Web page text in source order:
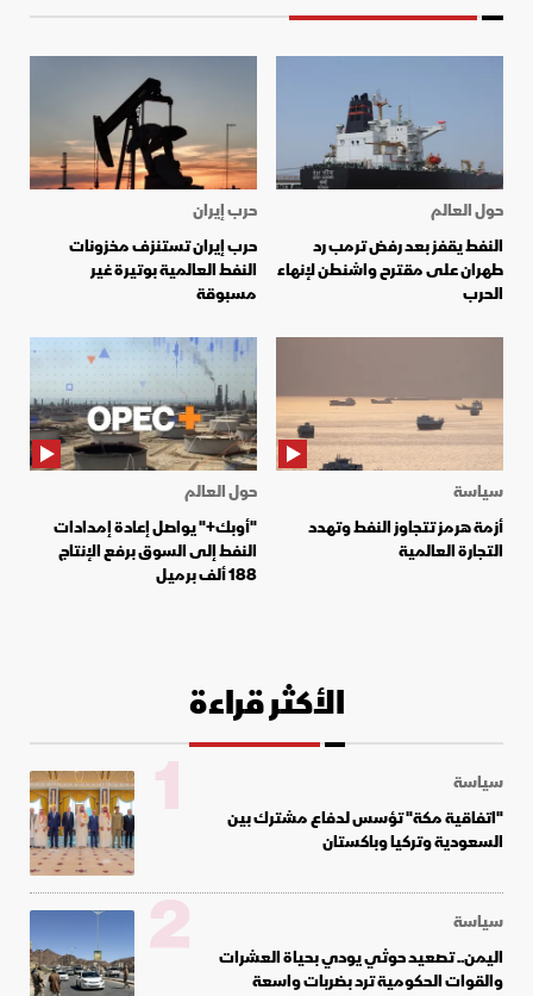
حول العالم
النفط يقفز بعد رفض ترمب رد
طهران على مقترح واشنطن لإنهاء
الحرب
حرب إيران
حرب إيران تستنزف مخزونات
النفط العالمية بوتيرة غير
مسبوقة
سياسة
أزمة هرمز تتجاوز النفط وتهدد
التجارة العالمية
حول العالم
"أوبك+" يواصل إعادة إمدادات
النفط إلى السوق برفع الإنتاج
188 ألف برميل
الأكثر قراءة
سياسة
"اتفاقية مكة" تؤسس لدفاع مشترك بين
السعودية وتركيا وباكستان
1
سياسة
اليمن.. تصعيد حوثي يودي بحياة العشرات
والقوات الحكومية ترد بضربات واسعة
2